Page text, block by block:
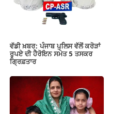
ਵੱਡੀ ਖ਼ਬਰ: ਪੰਜਾਬ ਪੁਲਿਸ ਵੱਲੋਂ ਕਰੋੜਾਂ
ਰੁਪਏ ਦੀ ਹੈਰੋਇਨ ਸਮੇਤ 5 ਤਸਕਰ
ਗ੍ਰਿਫ਼ਤਾਰ